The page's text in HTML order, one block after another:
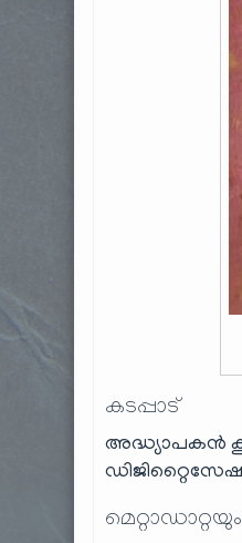
കടപ്പാട്
അദ്ധ്യാപകൻ